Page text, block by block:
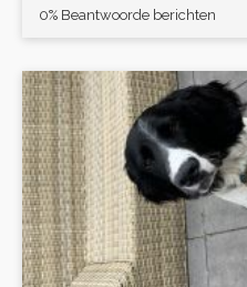
0% Beantwoorde berichten